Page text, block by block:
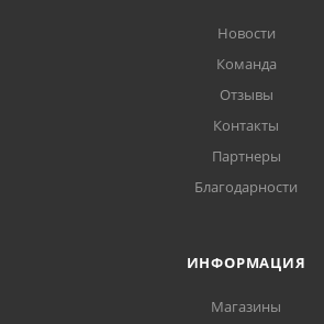
Новости
Команда
Отзывы
Контакты
Партнеры
Благодарности
ИНФОРМАЦИЯ
Магазины